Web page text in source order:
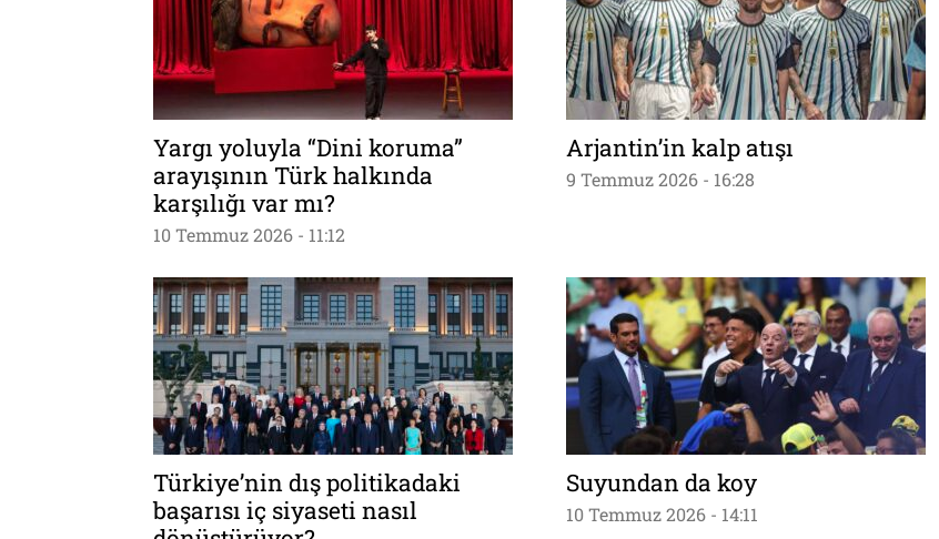
Yargı yoluyla “Dini koruma”
arayışının Türk halkında
karşılığı var mı?
10 Temmuz 2026 - 11:12
Arjantin’in kalp atışı
9 Temmuz 2026 - 16:28
Türkiye’nin dış politikadaki
başarısı iç siyaseti nasıl
Suyundan da koy
10 Temmuz 2026 - 14:11